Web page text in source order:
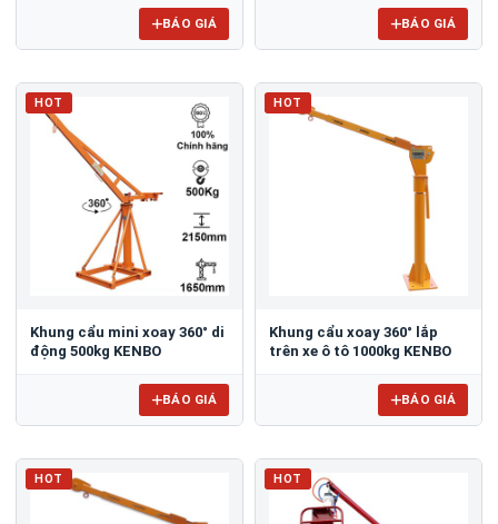
BÁO GIÁ BÁO GIÁ
HOT
Khung cẩu mini xoay 360° di
động 500kg KENBO
BÁO GIÁ
HOT
Khung cẩu xoay 360° lắp
trên xe ô tô 1000kg KENBO
BÁO GIÁ
HOT HOT